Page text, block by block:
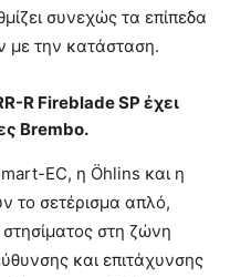
συνεχώς τα επίπεδα
με την κατάσταση.
R Fireblade SP έχει
Brembo.
EC, η Öhlins και η
το σετέρισμα απλό,
στησίματος στη ζώνη
και επιτάχυνσης